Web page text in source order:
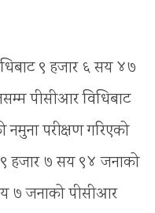
९ हजार ६ सय ४७
पीसीआर विधिबाट
परीक्षण गरिएको
हजार ७ सय ९४ जनाको
७ जनाको पीसीआर